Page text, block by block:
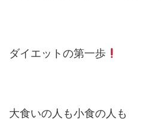
ダイエットの第一歩
大食いの人も小食の人も